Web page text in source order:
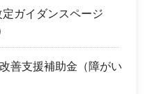
定ガイダンスページ
善支援補助金（障がい